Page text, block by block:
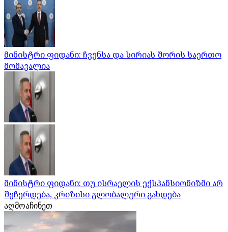
მინისტრი ფიდანი: ჩვენსა და სირიას შორის საერთო
მომავალია
მინისტრი ფიდანი: თუ ისრაელის ექსპანსიონიზმი არ
შეჩერდება, კრიზისი გლობალური გახდება
აღმოაჩინეთ